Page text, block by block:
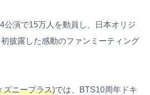
公演で15万人を動員し、日本オリジ
披露した感動のファンミーティング
ズニープラス)では、BTS10周年ドキ